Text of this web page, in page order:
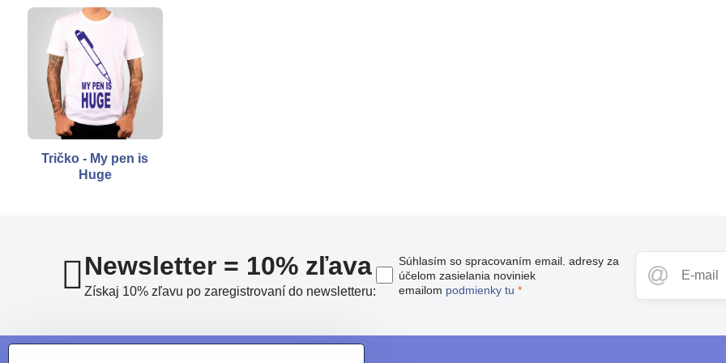
Tričko - My pen is
Huge
Newsletter = 10% zľava
Získaj 10% zľavu po zaregistrovaní do newsletteru:
Súhlasím so spracovaním email. adresy za
účelom zasielania noviniek
emailom podmienky tu *